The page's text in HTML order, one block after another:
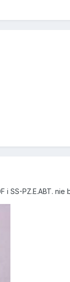
SS-PZ.E.ABT.